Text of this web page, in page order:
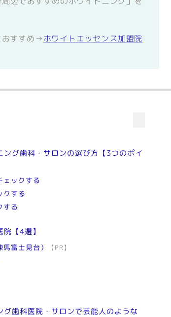
おすすめ→ホワイトエッセンス加盟院
グ歯科・サロンの選び方【3つのポイ
ェックする
クする
する
【4選】
富士見台） 【PR】
歯科医院・サロンで芸能人のような